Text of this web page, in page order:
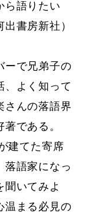
ら語りたい
書房新社）
ーで兄弟子の
、よく知って
さんの落語界
である。
建てた寄席
落語家になっ
いてみよ
温まる必見の